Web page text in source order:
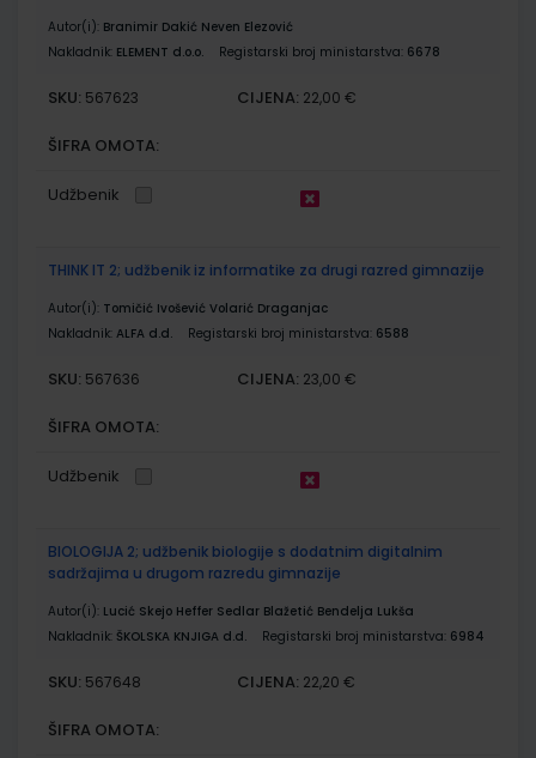
Autor(i): Branimir Dakić Neven Elezović
Nakladnik: ELEMENT d.o.o. Registarski broj ministarstva: 6678
SKU: 567623 CIJENA: 22,00 €
ŠIFRA OMOTA:
Udžbenik
THINK IT 2; udžbenik iz informatike za drugi razred gimnazije
Autor(i): Tomičić Ivošević Volarić Draganjac
Nakladnik: ALFA d.d. Registarski broj ministarstva: 6588
SKU: 567636 CIJENA: 23,00 €
ŠIFRA OMOTA:
Udžbenik
BIOLOGIJA 2; udžbenik biologije s dodatnim digitalnim
sadržajima u drugom razredu gimnazije
Autor(i): Lucić Skejo Heffer Sedlar Blažetić Bendelja Lukša
Nakladnik: ŠKOLSKA KNJIGA d.d. Registarski broj ministarstva: 6984
SKU: 567648 CIJENA: 22,20 €
ŠIFRA OMOTA: